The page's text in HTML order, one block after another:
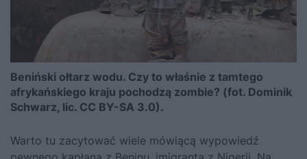
Beniński ołtarz wodu. Czy to właśnie z tamtego
afrykańskiego kraju pochodzą zombie? (fot. Dominik
Schwarz, lic. CC BY-SA 3.0).
Warto tu zacytować wiele mówiącą wypowiedź